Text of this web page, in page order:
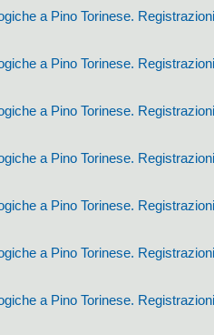
a Pino Torinese.
a Pino Torinese.
a Pino Torinese.
a Pino Torinese.
a Pino Torinese.
a Pino Torinese.
a Pino Torinese.